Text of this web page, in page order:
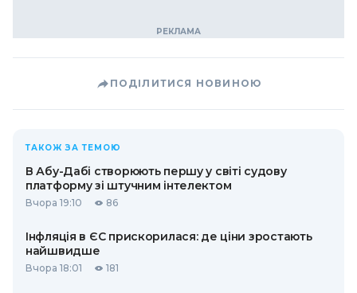
ПОДІЛИТИСЯ НОВИНОЮ
ТАКОЖ ЗА ТЕМОЮ
В Абу-Дабі створюють першу у світі судову
платформу зі штучним інтелектом
Вчора 19:10 86
Інфляція в ЄС прискорилася: де ціни зростають
найшвидше
Вчора 18:01 181